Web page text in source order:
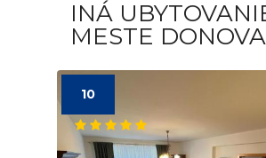
INÁ
MESTE
10